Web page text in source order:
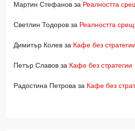
Мартин Стефанов за Реалността
Светлин Тодоров за Реалността
Димитър Колев за Кафе без стратегии
Петър Славов за Кафе без стратегии
Радостина Петрова за Кафе без